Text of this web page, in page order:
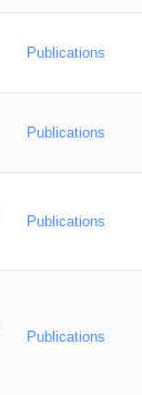
Publications
Publications
Publications
Publications